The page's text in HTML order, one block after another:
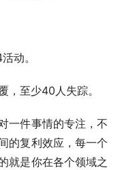
动。
，至少40人失踪。
一件事情的专注，不
的复利效应，每一个
就是你在各个领域之